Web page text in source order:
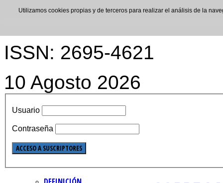
ISSN: 2695-4621
10 Agosto 2026
Usuario
Contraseña
Utilizamos cookies propias y de terceros para realizar el análisis de la